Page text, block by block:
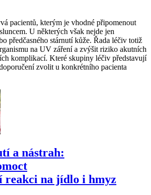
pacientů, kterým je vhodné připomenout
U některých však nejde jen
předčasného stárnutí kůže. Řada léčiv totiž
na UV záření a zvýšit riziko akutních
komplikací. Které skupiny léčiv představují
zvolit u konkrétního pacienta
a nástrah:
reakci na jídlo i hmyz